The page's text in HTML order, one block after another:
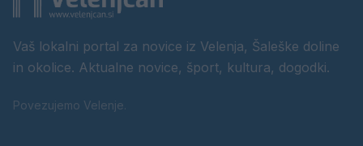
Vaš lokalni portal za novice iz Velenja, Šaleške doline
in okolice. Aktualne novice, šport, kultura, dogodki.
Povezujemo Velenje.